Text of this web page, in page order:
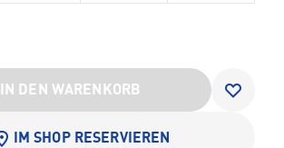
IN DEN WARENKORB
IM SHOP RESERVIEREN